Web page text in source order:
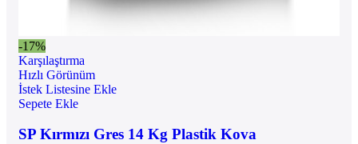
-17%
Karşılaştırma
Hızlı Görünüm
İstek Listesine Ekle
Sepete Ekle
SP Kırmızı Gres 14 Kg Plastik Kova